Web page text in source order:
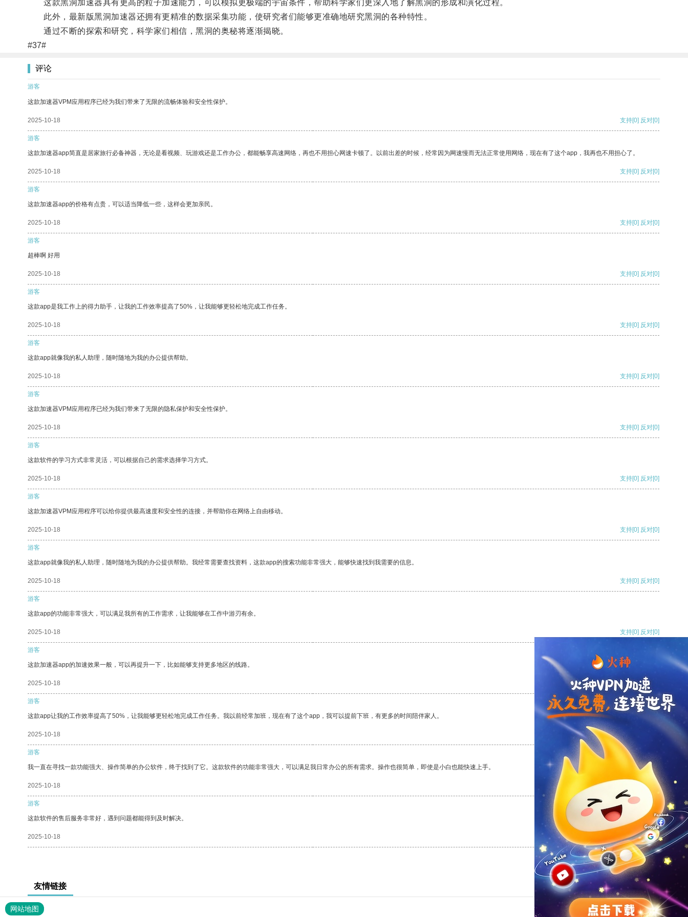
这款黑洞加速器具有更高的粒子加速能力，可以模拟更极端的宇宙条件，帮助科学家们更深入地了解黑洞的形成和演化过程。
此外，最新版黑洞加速器还拥有更精准的数据采集功能，使研究者们能够更准确地研究黑洞的各种特性。
通过不断的探索和研究，科学家们相信，黑洞的奥秘将逐渐揭晓。
#37#
评论
游客
这款加速器VPM应用程序已经为我们带来了无限的流畅体验和安全性保护。
2025-10-18 支持[0] 反对[0]
游客
这款加速器app简直是居家旅行必备神器，无论是看视频、玩游戏还是工作办公，都能畅享高速网络，再也不用担心网速卡顿了。以前出差的时候，经常因为网速慢而无法正常使用网络，现在有了这个app，我再也不用担心了。
2025-10-18 支持[0] 反对[0]
游客
这款加速器app的价格有点贵，可以适当降低一些，这样会更加亲民。
2025-10-18 支持[0] 反对[0]
游客
超棒啊 好用
2025-10-18 支持[0] 反对[0]
游客
这款app是我工作上的得力助手，让我的工作效率提高了50%，让我能够更轻松地完成工作任务。
2025-10-18 支持[0] 反对[0]
游客
这款app就像我的私人助理，随时随地为我的办公提供帮助。
2025-10-18 支持[0] 反对[0]
游客
这款加速器VPM应用程序已经为我们带来了无限的隐私保护和安全性保护。
2025-10-18 支持[0] 反对[0]
游客
这款软件的学习方式非常灵活，可以根据自己的需求选择学习方式。
2025-10-18 支持[0] 反对[0]
游客
这款加速器VPM应用程序可以给你提供最高速度和安全性的连接，并帮助你在网络上自由移动。
2025-10-18 支持[0] 反对[0]
游客
这款app就像我的私人助理，随时随地为我的办公提供帮助。我经常需要查找资料，这款app的搜索功能非常强大，能够快速找到我需要的信息。
2025-10-18 支持[0] 反对[0]
游客
这款app的功能非常强大，可以满足我所有的工作需求，让我能够在工作中游刃有余。
2025-10-18 支持[0] 反对[0]
游客
这款加速器app的加速效果一般，可以再提升一下，比如能够支持更多地区的线路。
2025-10-18 支持[0] 反对
游客
这款app让我的工作效率提高了50%，让我能够更轻松地完成工作任务。我以前经常加班，现在有了这个app，我可以提前下班，有更多的时间陪伴家人。
2025-10-18 支持
游客
我一直在寻找一款功能强大、操作简单的办公软件，终于找到了它。这款软件的功能非常强大，可以满足我日常办公的所有需求。操作也很简单，即使是小白也能快速上手。
2025-10-18 反对 [0]
游客
这款软件的售后服务非常好，遇到问题都能得到及时解决。
2025-10-18 支持[0] 反对[0]
友情链接
网站地图